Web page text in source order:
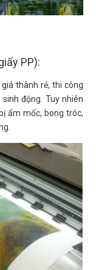
PP):
thành rẻ, thi công
động. Tuy nhiên
ẩm mốc, bong tróc,